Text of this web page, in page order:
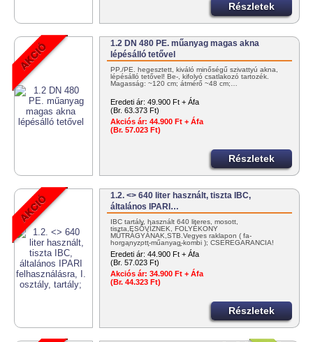
Részletek
1.2 DN 480 PE. műanyag magas akna
lépésálló tetővel
PP./PE. hegesztett, kiváló minőségű szivattyú akna,
lépésálló tetővel! Be-, kifolyó csatlakozó tartozék.
Magasság: ~120 cm; átmérő ~48 cm;…
Eredeti ár: 49.900 Ft + Áfa
(Br. 63.373 Ft)
Akciós ár: 44.900 Ft + Áfa
(Br. 57.023 Ft)
Részletek
1.2. <> 640 liter használt, tiszta IBC,
általános IPARI…
IBC tartály, használt 640 literes, mosott,
tiszta,ESŐVÍZNEK, FOLYÉKONY
MŰTRÁGYÁNAK,STB.Vegyes raklapon ( fa-
horganyzott-műanyag-kombi ); CSEREGARANCIA!
KISZÁLLÍTÁS: NETTÓ…
Eredeti ár: 44.900 Ft + Áfa
(Br. 57.023 Ft)
Akciós ár: 34.900 Ft + Áfa
(Br. 44.323 Ft)
Részletek